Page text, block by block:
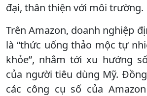
đại, thân thiện với môi trường.
Trên Amazon, doanh nghiệp
là “thức uống thảo mộc tự
khỏe”, nhắm tới xu hướng
của người tiêu dùng Mỹ.
các công cụ số của